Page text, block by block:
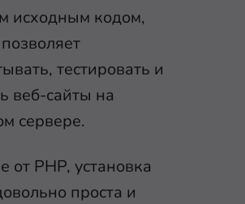
исходным кодом,
тестировать и
веб-сайты на
сервере.
от PHP, установка
проста и